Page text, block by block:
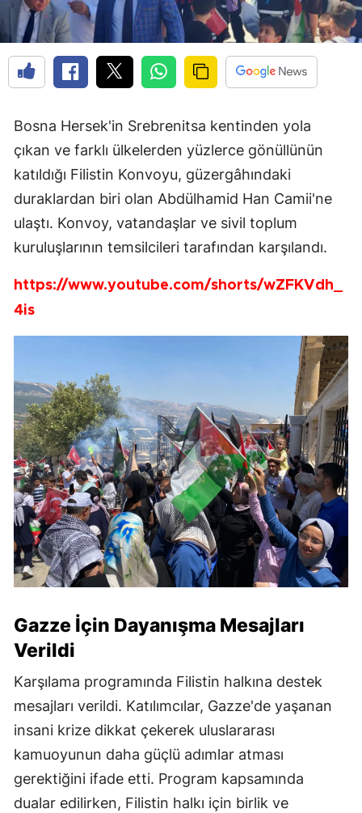
Bosna Hersek'in Srebrenitsa kentinden yola
çıkan ve farklı ülkelerden yüzlerce gönüllünün
katıldığı Filistin Konvoyu, güzergâhındaki
duraklardan biri olan Abdülhamid Han Camii'ne
ulaştı. Konvoy, vatandaşlar ve sivil toplum
kuruluşlarının temsilcileri tarafından karşılandı.
https://www.youtube.com/shorts/wZFKVdh_
4is
Gazze İçin Dayanışma Mesajları
Verildi
Karşılama programında Filistin halkına destek
mesajları verildi. Katılımcılar, Gazze'de yaşanan
insani krize dikkat çekerek uluslararası
kamuoyunun daha güçlü adımlar atması
gerektiğini ifade etti. Program kapsamında
dualar edilirken, Filistin halkı için birlik ve